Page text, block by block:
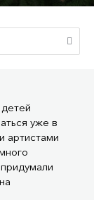
уже в
артистами